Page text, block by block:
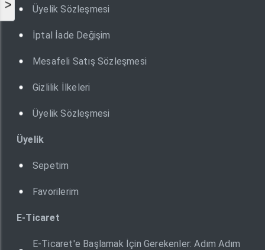
> Üyelik Sözleşmesi
İptal İade Değişim
Mesafeli Satış Sözleşmesi
Gizlilik İlkeleri
Üyelik Sözleşmesi
Üyelik
Sepetim
Favorilerim
E-Ticaret
E-Ticaret'e Başlamak İçin Gerekenler: Adım Adım